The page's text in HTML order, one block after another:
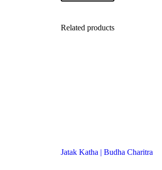
Related products
Jatak Katha | Budha Charitra